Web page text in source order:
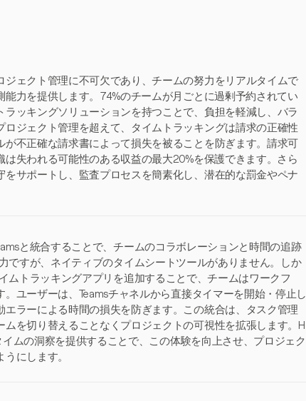
ェクト管理に不可欠であり、チームの努力をリアルタイムで
力を提供します。74%のチームが月ごとに過剰予約されてい
ッキングソリューションを持つことで、負担を軽減し、バラ
ジェクト管理を超えて、タイムトラッキングは請求の正確性
不正確な請求書によって損失を被ることを防ぎます。請求可
失われる可能性のある収益の最大20%を保護できます。さら
サポートし、監査プロセスを簡素化し、潜在的な罰金やペナ
と統合することで、チームのコラボレーションと時間の追跡
ですが、ネイティブのタイムシートツールがありません。しか
ムトラッキングアプリを追加することで、チームはワークフ
ユーザーは、Teamsチャネルから直接タイマーを開始・停止し
ラーによる時間の損失を防ぎます。この統合は、タスク管理
を切り替えることなくプロジェクトの可視性を拡張します。H
ムの洞察を提供することで、この体験を向上させ、プロジェク
にします。